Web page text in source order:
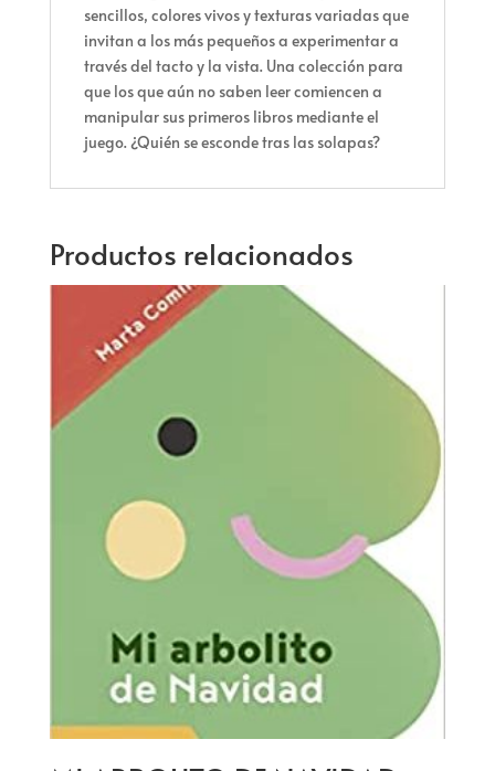
sencillos, colores vivos y texturas variadas que
invitan a los más pequeños a experimentar a
través del tacto y la vista. Una colección para
que los que aún no saben leer comiencen a
manipular sus primeros libros mediante el
juego. ¿Quién se esconde tras las solapas?
Productos relacionados